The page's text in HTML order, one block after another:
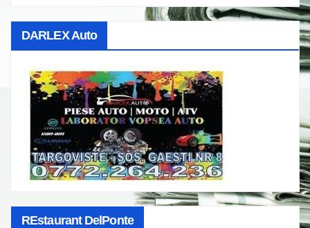
DARLEX Auto
REstaurant DelPonte